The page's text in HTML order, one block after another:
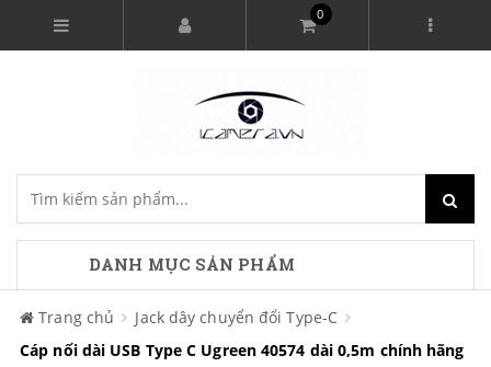
0
DANH MỤC SẢN PHẨM
Trang chủ
Jack dây chuyển đổi Type-C
Cáp nối dài USB Type C Ugreen 40574 dài 0,5m chính hãng